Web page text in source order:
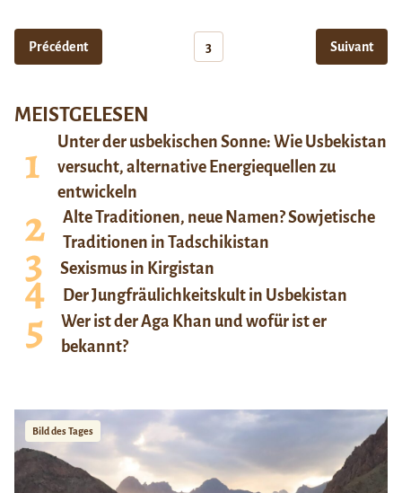
Précédent 3 Suivant
MEISTGELESEN
Unter der usbekischen Sonne: Wie Usbekistan
versucht, alternative Energiequellen zu
entwickeln
Alte Traditionen, neue Namen? Sowjetische
Traditionen in Tadschikistan
Sexismus in Kirgistan
Der Jungfräulichkeitskult in Usbekistan
Wer ist der Aga Khan und wofür ist er
bekannt?
Bild des Tages